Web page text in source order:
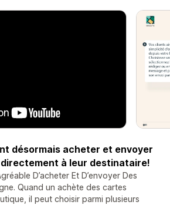
désormais acheter et envoyer
directement à leur destinataire!
D’acheter Et D’envoyer Des
Quand un achète des cartes
il peut choisir parmi plusieurs